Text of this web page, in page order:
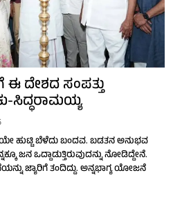
ದೇಶದ ಸಂಪತ್ತು
ಸಿದ್ಧರಾಮಯ್ಯ
ಹುಟ್ಟಿ ಬೆಳೆದು ಬಂದವ. ಬಡತನ ಅನುಭವ
ಜನ ಒದ್ದಾಡುತ್ತಿರುವುದನ್ನು ನೋಡಿದ್ದೇನೆ.
ಜ್ಯಾರಿಗೆ ತಂದಿದ್ದು. ಅನ್ನಭಾಗ್ಯ ಯೋಜನೆ